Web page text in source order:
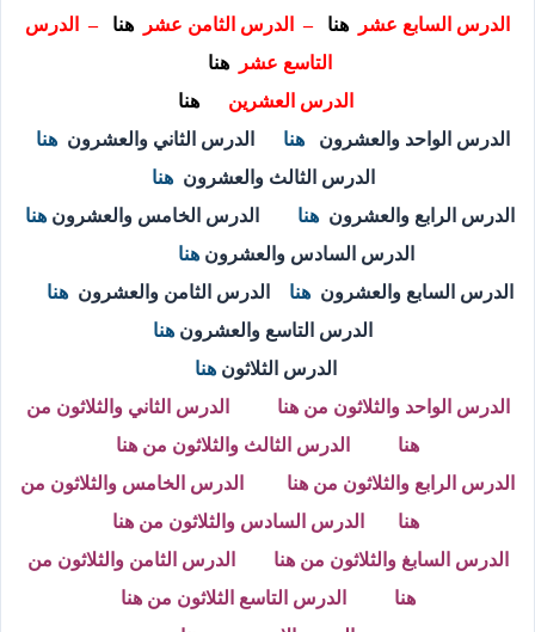
الدرس السابع عشر هنا – الدرس الثامن عشر هنا –
الدرس
التاسع عشر هنا
الدرس العشرين
هنا
الدرس الواحد والعشرونهنا الدرس الثاني والعشرونهنا
الدرس الثالث والعشرونهنا
الدرس الرابع والعشرون هنا الدرس الخامس والعشرون هنا
الدرس السادس والعشرون هنا
الدرس السابع والعشرون هنا الدرس الثامن والعشرون هنا
الدرس التاسع والعشرون هنا
الدرس الثلاثونهنا
الدرس الواحد والثلاثون من هنا الدرس الثاني والثلاثون من
هنا الدرس الثالث والثلاثون من هنا
الدرس الرابع والثلاثون من هنا الدرس الخامس والثلاثون من
هنا الدرس السادس والثلاثون منهنا
الدرس السابغ والثلاثون منهنا الدرس الثامن والثلاثون من
هنا الدرس التاسع الثلاثون من هنا